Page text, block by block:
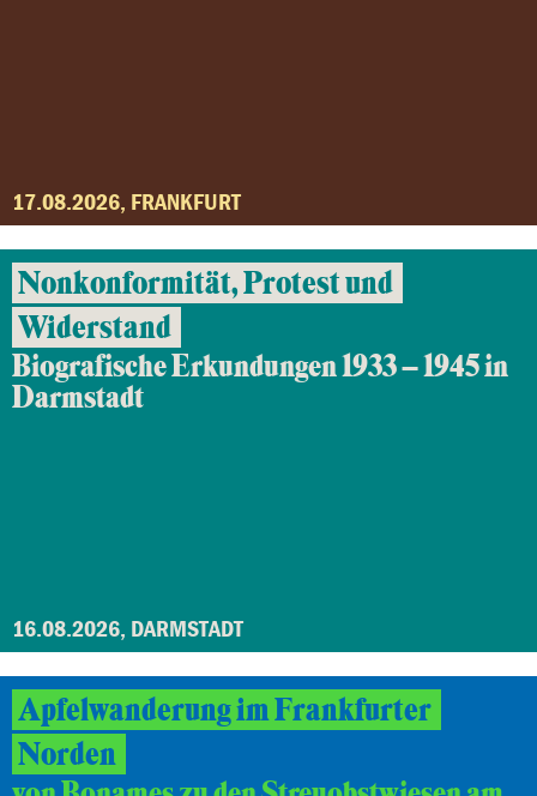
17.08.2026, FRANKFURT
Nonkonformität, Protest und
Widerstand
Biografische Erkundungen 1933 – 1945 in
Darmstadt
16.08.2026, DARMSTADT
Apfelwanderung im Frankfurter
Norden